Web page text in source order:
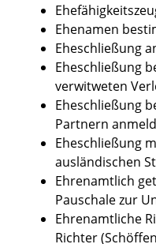
Ehenamen
Eheschließung
Eheschließung
verwitweten
Eheschließung
Partnern
Eheschließung
ausländischen
Ehrenamtlich
Pauschale zur
Ehrenamtliche
Richter